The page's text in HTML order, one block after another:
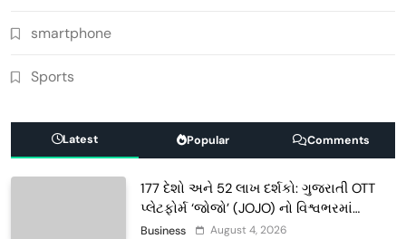
smartphone
Sports
Latest Popular Comments
177 દેશો અને 52 લાખ દર્શકો: ગુજરાતી OTT
પ્લેટફોર્મ ‘જોજો’ (JOJO) નો વિશ્વભરમાં
દબદબો
Business August 4, 2026